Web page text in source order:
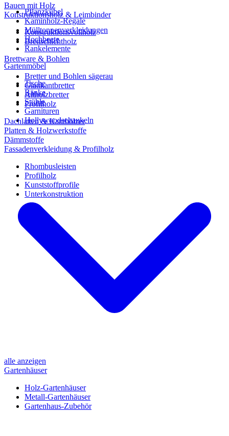
Pflanzkübel
Kaminholz-Regale
Mülltonnenverkleidungen
Hochbeete
Rankelemente
Gartenmöbel
Tische
Bänke
Stühle
Garnituren
Hollywoodschaukeln
alle anzeigen
Gartenhäuser
Holz-Gartenhäuser
Metall-Gartenhäuser
Gartenhaus-Zubehör
Bauen mit Holz
Konstruktionsholz & Leimbinder
Konstruktionsvollholz
Brettschichtholz
Brettware & Bohlen
Bretter und Bohlen sägerau
Glattkantbretter
Altholzbretter
Profilholz
Dachlatten & Kanthölzer
Platten & Holzwerkstoffe
Dämmstoffe
Fassadenverkleidung & Profilholz
Rhombusleisten
Profilholz
Kunststoffprofile
Unterkonstruktion